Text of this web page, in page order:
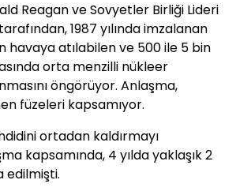
Reagan ve Sovyetler Birliği Lideri
1987 yılında imzalanan
havaya atılabilen ve 500 ile 5 bin
orta menzilli nükleer
öngörüyor. Anlaşma,
füzeleri kapsamıyor.
ortadan kaldırmayı
kapsamında, 4 yılda yaklaşık 2
edilmişti.